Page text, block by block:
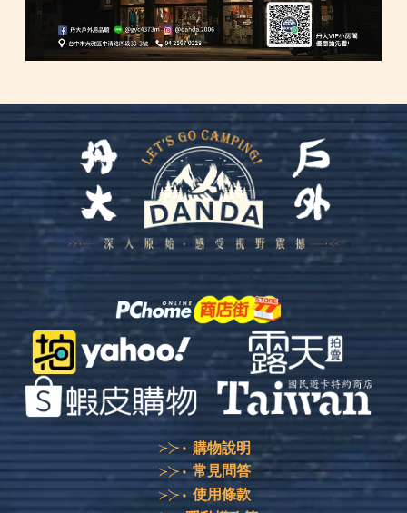
購物說明
常見問答
使用條款